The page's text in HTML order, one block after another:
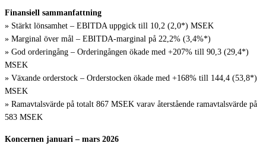
Finansiell sammanfattning
» Stärkt lönsamhet – EBITDA uppgick till 10,2 (2,0*) MSEK
» Marginal över mål – EBITDA-marginal på 22,2% (3,4%*)
» God orderingång – Orderingången ökade med +207% till 90,3 (29,4*)
MSEK
» Växande orderstock – Orderstocken ökade med +168% till 144,4 (53,8*)
MSEK
» Ramavtalsvärde på totalt 867 MSEK varav återstående ramavtalsvärde på
583 MSEK
Koncernen januari – mars 2026